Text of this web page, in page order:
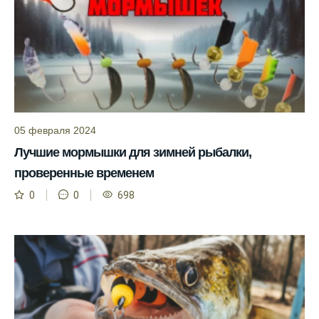
Информация о каждом типе рыбы в
приложении помогает выбрать наилучшие
места для рыбалки.
Прогноз клева учитывает влияние лунных
фаз и погодных условий на активность
рыбы.
Узнайте вероятности успешной ловли на
ближайшие дни с прогнозом клева.
График клева рыбы зависит от фаз луны и
погоды.
ловли в разных водоемах, опираясь на
прогноз клева.
Зависимость активности рыбы от
температуры воды учитывается в прогнозе
клева.
05 февраля 2024
Лучшие мормышки для зимней рыбалки,
проверенные временем
0 0 698